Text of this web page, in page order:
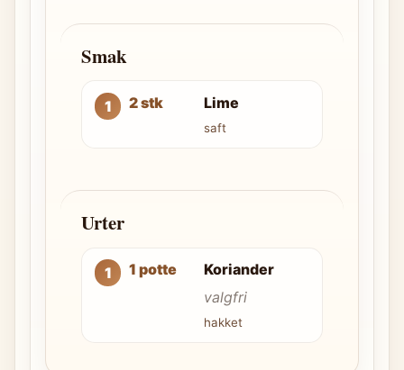
Smak
2 stk Lime
saft
Urter
1 potte
Koriander
valgfri
hakket